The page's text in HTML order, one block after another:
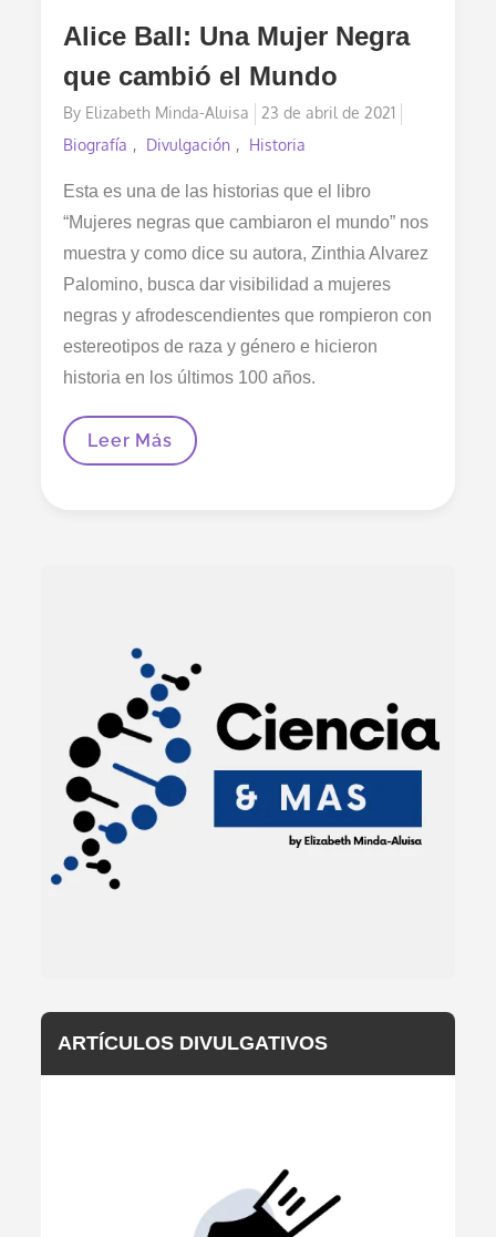
Alice Ball: Una Mujer Negra
que cambió el Mundo
By Elizabeth Minda-Aluisa
Posted
on
23 de abril de 2021
Biografía
Divulgación Historia
Esta es una de las historias que el libro
“Mujeres negras que cambiaron el mundo” nos
muestra y como dice su autora, Zinthia Alvarez
Palomino, busca dar visibilidad a mujeres
negras y afrodescendientes que rompieron con
estereotipos de raza y género e hicieron
historia en los últimos 100 años.
Alice
Leer Más
ARTÍCULOS DIVULGATIVOS